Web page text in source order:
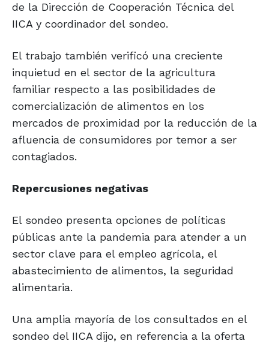
de la Dirección de Cooperación Técnica del
IICA y coordinador del sondeo.
El trabajo también verificó una creciente
inquietud en el sector de la agricultura
familiar respecto a las posibilidades de
comercialización de alimentos en los
mercados de proximidad por la reducción de la
afluencia de consumidores por temor a ser
contagiados.
Repercusiones negativas
El sondeo presenta opciones de políticas
públicas ante la pandemia para atender a un
sector clave para el empleo agrícola, el
abastecimiento de alimentos, la seguridad
alimentaria.
Una amplia mayoría de los consultados en el
sondeo del IICA dijo, en referencia a la oferta